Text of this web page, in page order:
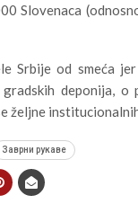
Slovenaca
Srbije od smeća
deponija,
željne
Заврни рукаве